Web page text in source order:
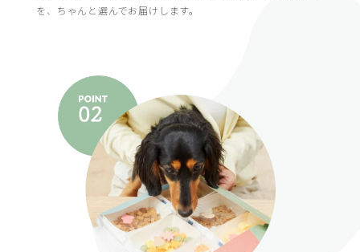
を、ちゃんと選んでお届けします。